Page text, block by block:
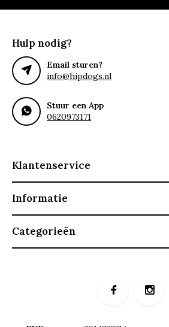
Hulp nodig?
Email sturen?
info@hipdogs.nl
Stuur een App
0620973171
Klantenservice
Informatie
Categorieën